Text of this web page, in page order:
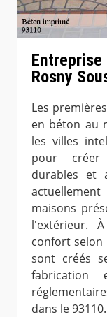
Rosny
Les
en béton au
les villes
pour créer
durables et
maisons
l'extérieur.
confort selon
sont créés
fabrication
dans le 93110.